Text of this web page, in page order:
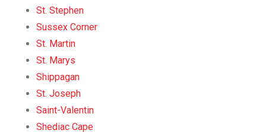
St. Stephen
Sussex Corner
St. Martin
St. Marys
Shippagan
St. Joseph
Saint-Valentin
Shediac Cape